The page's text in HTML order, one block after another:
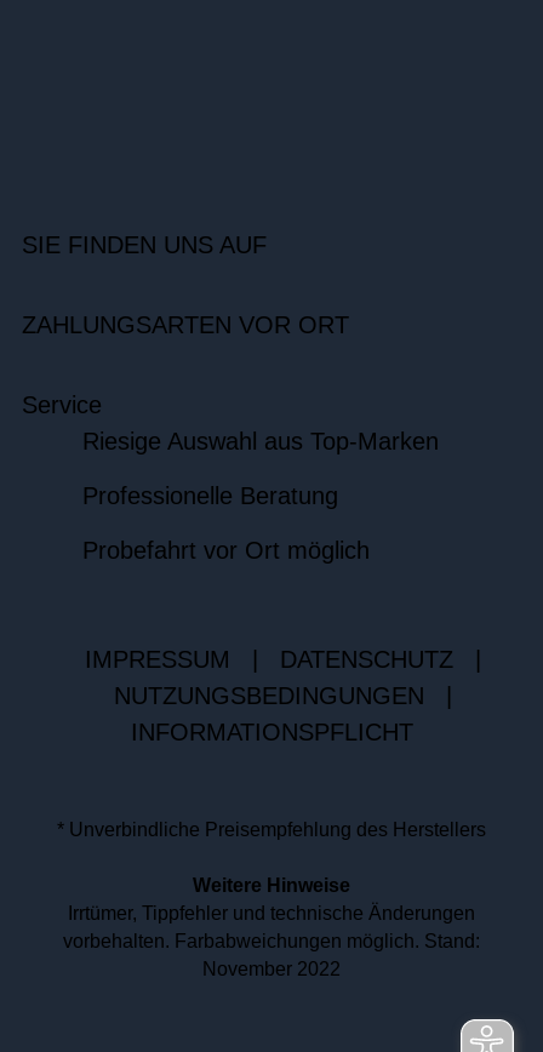
SIE FINDEN UNS AUF
ZAHLUNGSARTEN VOR ORT
Service
Riesige Auswahl aus Top-Marken
Professionelle Beratung
Probefahrt vor Ort möglich
IMPRESSUM DATENSCHUTZ
NUTZUNGSBEDINGUNGEN
INFORMATIONSPFLICHT
* Unverbindliche Preisempfehlung des Herstellers
Weitere Hinweise
Irrtümer, Tippfehler und technische Änderungen
vorbehalten. Farbabweichungen möglich. Stand:
November 2022